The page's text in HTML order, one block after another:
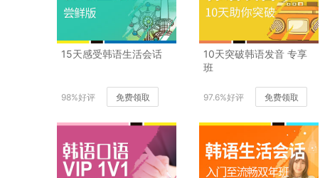
15天感受韩语生活会话
98%好评 免费领取
10天突破韩语发音 专享
班
97.6%好评 免费领取